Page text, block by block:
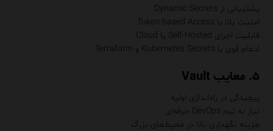
پشتیبانی از Dynamic Secrets
امنیت بالا با Token-based Access
قابلیت اجرای Self-Hosted یا Cloud
ادغام قوی با Kubernetes Secrets و Terraform
۵. معایب Vault
پیچیدگی در راه‌اندازی اولیه
نیاز به تیم DevOps حرفه‌ای
هزینه نگهداری بالا در محیط‌های بزرگ